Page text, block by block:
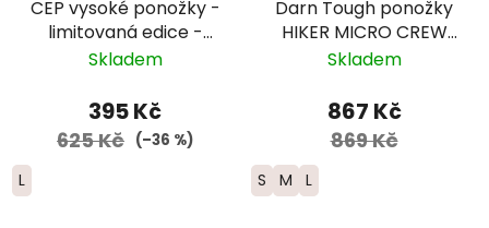
CEP vysoké ponožky -
limitovaná edice -
pánské - bílá/růžová/
Skladem
395 Kč
625 Kč (–36 %)
L
Darn Tough ponožky
HIKER MICRO CREW
Midweight Merino -
modré
Skladem
867 Kč
869 Kč
S M L